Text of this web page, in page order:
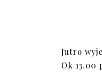
Jutro
Ok 13.00